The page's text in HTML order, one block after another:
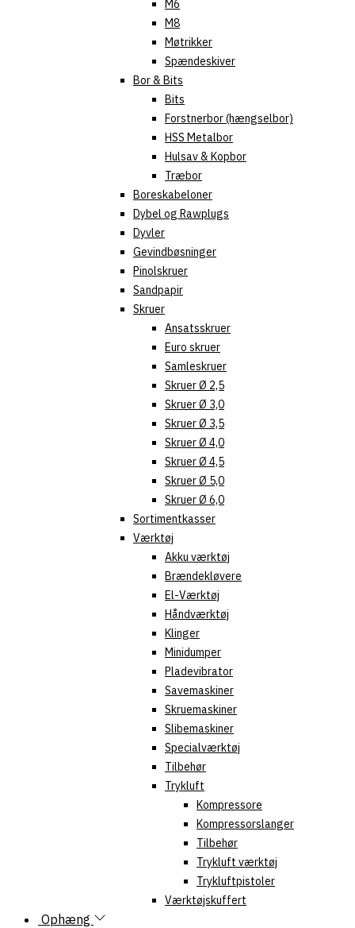
M6
M8
Møtrikker
Spændeskiver
Bor & Bits
Bits
Forstnerbor (hængselbor)
HSS Metalbor
Hulsav & Kopbor
Træbor
Boreskabeloner
Dybel og Rawplugs
Dyvler
Gevindbøsninger
Pinolskruer
Sandpapir
Skruer
Ansatsskruer
Euro skruer
Samleskruer
Skruer Ø 2,5
Skruer Ø 3,0
Skruer Ø 3,5
Skruer Ø 4,0
Skruer Ø 4,5
Skruer Ø 5,0
Skruer Ø 6,0
Sortimentkasser
Værktøj
Akku værktøj
Brændekløvere
El-Værktøj
Håndværktøj
Klinger
Minidumper
Pladevibrator
Savemaskiner
Skruemaskiner
Slibemaskiner
Specialværktøj
Tilbehør
Trykluft
Kompressore
Kompressorslanger
Tilbehør
Trykluft værktøj
Trykluftpistoler
Værktøjskuffert
Ophæng